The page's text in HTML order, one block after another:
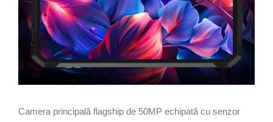
Camera principală flagship de 50MP echipată cu senzor